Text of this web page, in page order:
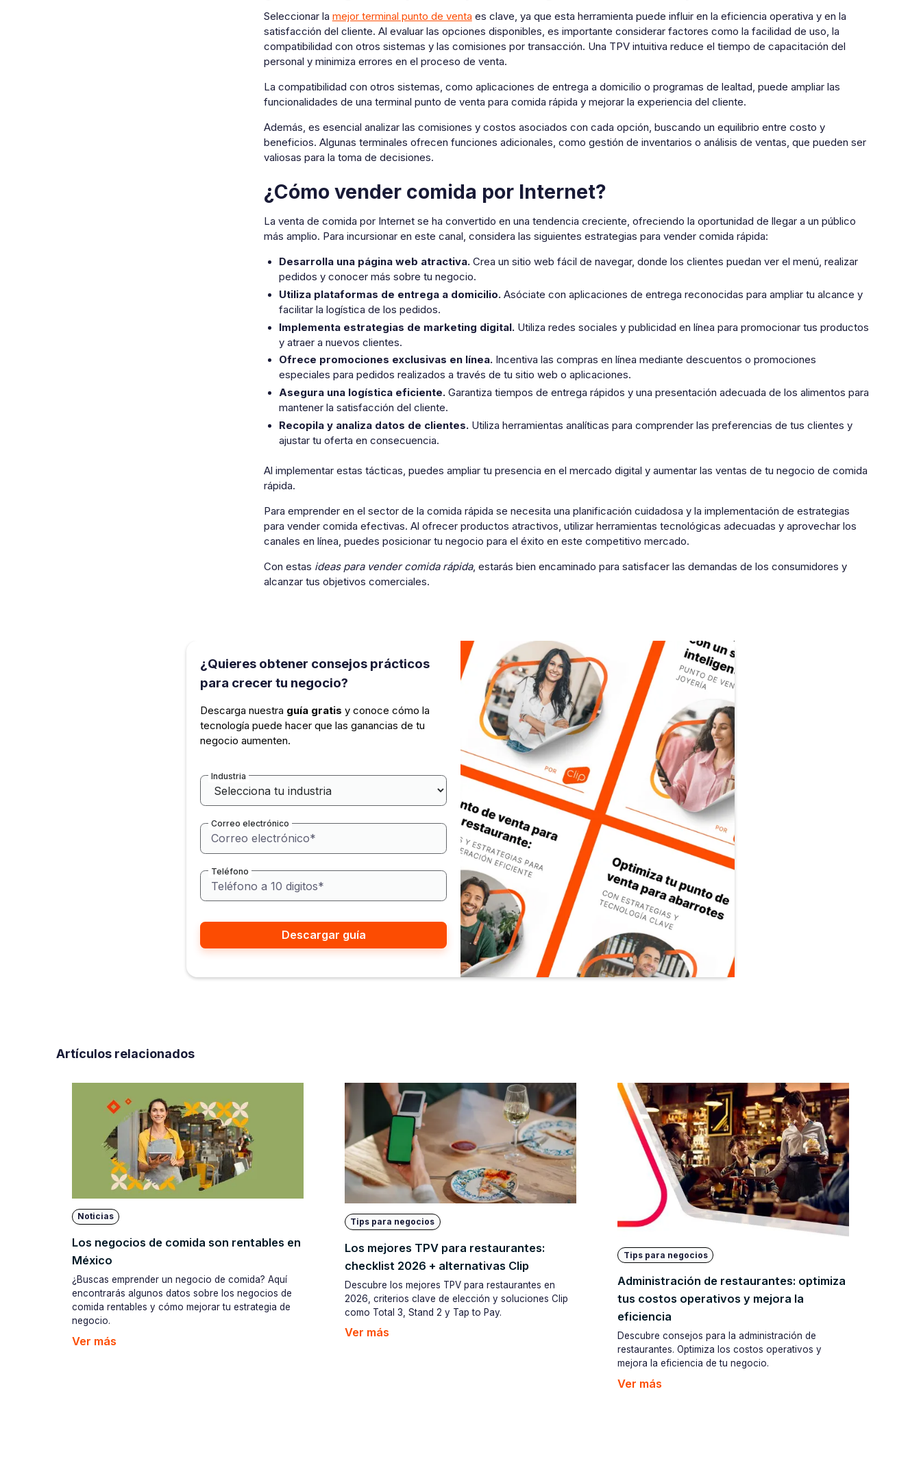
Seleccionar la mejor terminal punto de venta es clave, ya que esta herramienta puede influir en la eficiencia operativa y en la
satisfacción del cliente. Al evaluar las opciones disponibles, es importante considerar factores como la facilidad de uso, la
compatibilidad con otros sistemas y las comisiones por transacción. Una TPV intuitiva reduce el tiempo de capacitación del
personal y minimiza errores en el proceso de venta.
La compatibilidad con otros sistemas, como aplicaciones de entrega a domicilio o programas de lealtad, puede ampliar las
funcionalidades de una terminal punto de venta para comida rápida y mejorar la experiencia del cliente.
Además, es esencial analizar las comisiones y costos asociados con cada opción, buscando un equilibrio entre costo y
beneficios. Algunas terminales ofrecen funciones adicionales, como gestión de inventarios o análisis de ventas, que pueden ser
valiosas para la toma de decisiones.
¿Cómo vender comida por Internet?
La venta de comida por Internet se ha convertido en una tendencia creciente, ofreciendo la oportunidad de llegar a un público
más amplio. Para incursionar en este canal, considera las siguientes estrategias para vender comida rápida:
Desarrolla una página web atractiva. Crea un sitio web fácil de navegar, donde los clientes puedan ver el menú, realizar
pedidos y conocer más sobre tu negocio.
Utiliza plataformas de entrega a domicilio. Asóciate con aplicaciones de entrega reconocidas para ampliar tu alcance y
facilitar la logística de los pedidos.
Implementa estrategias de marketing digital. Utiliza redes sociales y publicidad en línea para promocionar tus productos
y atraer a nuevos clientes.
Ofrece promociones exclusivas en línea. Incentiva las compras en línea mediante descuentos o promociones
especiales para pedidos realizados a través de tu sitio web o aplicaciones.
Asegura una logística eficiente.Garantiza tiempos de entrega rápidos y una presentación adecuada de los alimentos para
mantener la satisfacción del cliente.
Recopila y analiza datos de clientes. Utiliza herramientas analíticas para comprender las preferencias de tus clientes y
ajustar tu oferta en consecuencia.
Al implementar estas tácticas, puedes ampliar tu presencia en el mercado digital y aumentar las ventas de tu negocio de comida
rápida.
Para emprender en el sector de la comida rápida se necesita una planificación cuidadosa y la implementación de estrategias
para vender comida efectivas. Al ofrecer productos atractivos, utilizar herramientas tecnológicas adecuadas y aprovechar los
canales en línea, puedes posicionar tu negocio para el éxito en este competitivo mercado.
Con estas ideas para vender comida rápida, estarás bien encaminado para satisfacer las demandas de los consumidores y
alcanzar tus objetivos comerciales.
¿Quieres obtener consejos prácticos
para crecer tu negocio?
Descarga nuestra guía gratis y conoce cómo la
tecnología puede hacer que las ganancias de tu
negocio aumenten.
Industria
Correo electrónico
Teléfono
Artículos relacionados
Noticias
Los negocios de comida son rentables en
México
¿Buscas emprender un negocio de comida? Aquí
encontrarás algunos datos sobre los negocios de
comida rentables y cómo mejorar tu estrategia de
negocio.
Ver más
Tips para negocios
Los mejores TPV para restaurantes:
checklist 2026 + alternativas Clip
Descubre los mejores TPV para restaurantes en
2026, criterios clave de elección y soluciones Clip
como Total 3, Stand 2 y Tap to Pay.
Ver más
Tips para negocios
Administración de restaurantes: optimiza
tus costos operativos y mejora la
eficiencia
Descubre consejos para la administración de
restaurantes. Optimiza los costos operativos y
mejora la eficiencia de tu negocio.
Ver más